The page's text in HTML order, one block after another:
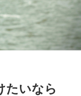
たいなら